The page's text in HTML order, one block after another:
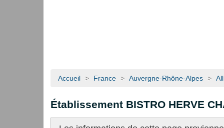
Accueil > France > Auvergne-Rhône-Alpes >
Établissement BISTRO HERVE